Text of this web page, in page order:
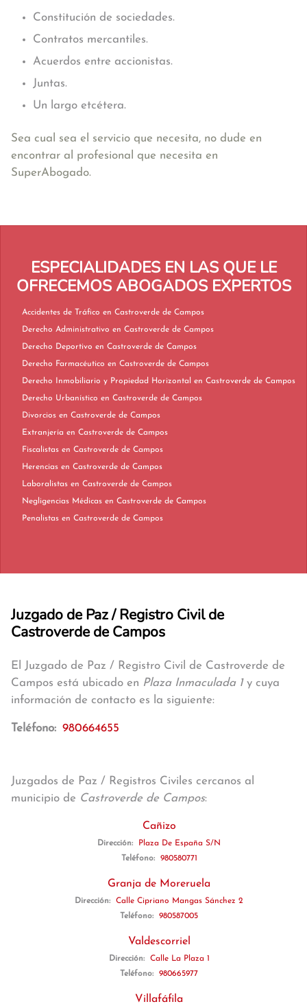
Constitución de sociedades.
Contratos mercantiles.
Acuerdos entre accionistas.
Juntas.
Un largo etcétera.
Sea cual sea el servicio que necesita, no dude en
encontrar al profesional que necesita en
SuperAbogado.
ESPECIALIDADES EN LAS QUE LE
OFRECEMOS ABOGADOS EXPERTOS
Accidentes de Tráfico en Castroverde de Campos
Derecho Administrativo en Castroverde de Campos
Derecho Deportivo en Castroverde de Campos
Derecho Farmacéutico en Castroverde de Campos
Derecho Inmobiliario y Propiedad Horizontal en Castroverde de Campos
Derecho Urbanístico en Castroverde de Campos
Divorcios en Castroverde de Campos
Extranjería en Castroverde de Campos
Fiscalistas en Castroverde de Campos
Herencias en Castroverde de Campos
Laboralistas en Castroverde de Campos
Negligencias Médicas en Castroverde de Campos
Penalistas en Castroverde de Campos
Juzgado de Paz / Registro Civil de
Castroverde de Campos
El Juzgado de Paz / Registro Civil de Castroverde de
Campos está ubicado en Plaza Inmaculada 1y cuya
información de contacto es la siguiente:
Teléfono: 980664655
Juzgados de Paz / Registros Civiles cercanos al
municipio de Castroverde de Campos:
Cañizo
Dirección:
Plaza De España S/N
Teléfono:
980580771
Granja de Moreruela
Dirección:
Calle Cipriano Mangas Sánchez 2
Teléfono:
980587005
Valdescorriel
Dirección:
Calle La Plaza 1
Teléfono:
980665977
Villafáfila